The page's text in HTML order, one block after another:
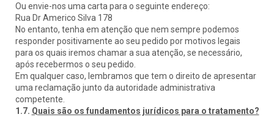
Ou envie-nos uma carta para o seguinte endereço:
Rua Dr Americo Silva 178
No entanto, tenha em atenção que nem sempre podemos
responder positivamente ao seu pedido por motivos legais
para os quais iremos chamar a sua atenção, se necessário,
após recebermos o seu pedido.
Em qualquer caso, lembramos que tem o direito de apresentar
uma reclamação junto da autoridade administrativa
competente.
1.7. Quais são os fundamentos jurídicos para o tratamento?